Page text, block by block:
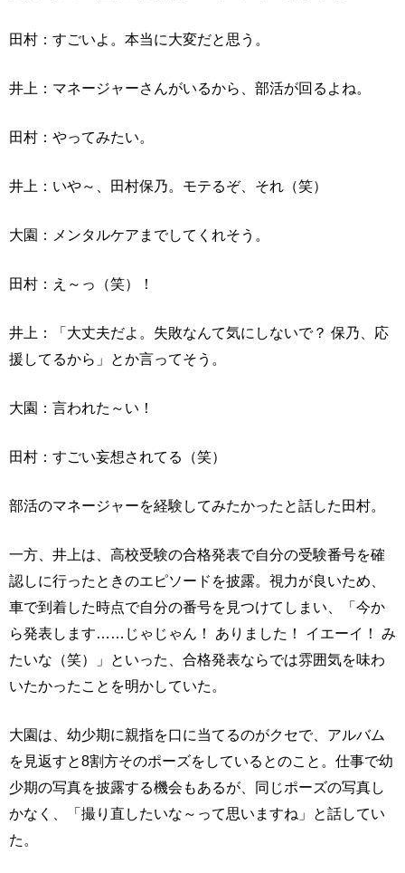
田村：すごいよ。本当に大変だと思う。
井上：マネージャーさんがいるから、部活が回るよね。
田村：やってみたい。
井上：いや～、田村保乃。モテるぞ、それ（笑）
大園：メンタルケアまでしてくれそう。
田村：え～っ（笑）！
井上：「大丈夫だよ。失敗なんて気にしないで？ 保乃、応
援してるから」とか言ってそう。
大園：言われた～い！
田村：すごい妄想されてる（笑）
部活のマネージャーを経験してみたかったと話した田村。
一方、井上は、高校受験の合格発表で自分の受験番号を確
認しに行ったときのエピソードを披露。視力が良いため、
車で到着した時点で自分の番号を見つけてしまい、「今か
ら発表します……じゃじゃん！ ありました！ イエーイ！ み
たいな（笑）」といった、合格発表ならでは雰囲気を味わ
いたかったことを明かしていた。
大園は、幼少期に親指を口に当てるのがクセで、アルバム
を見返すと8割方そのポーズをしているとのこと。仕事で幼
少期の写真を披露する機会もあるが、同じポーズの写真し
かなく、「撮り直したいな～って思いますね」と話してい
た。